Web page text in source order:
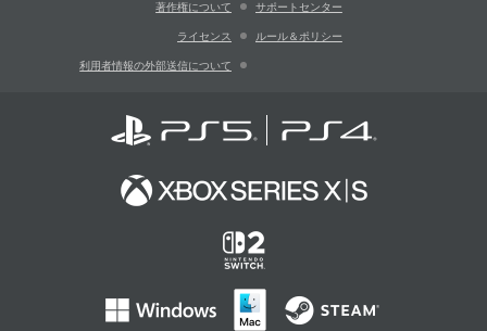
著作権について サポートセンター
ライセンス ルール＆ポリシー
利用者情報の外部送信について